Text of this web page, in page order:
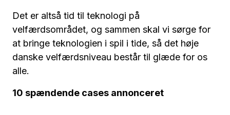
Det er altså tid til teknologi på
velfærdsområdet, og sammen skal vi sørge for
at bringe teknologien i spil i tide, så det høje
danske velfærdsniveau består til glæde for os
alle.
10 spændende cases annonceret